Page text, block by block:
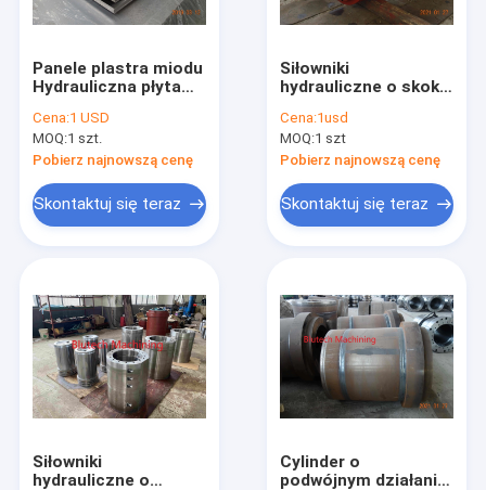
Panele plastra miodu
Hydrauliczna płyta
S355JR S275JR
Cena:1 USD
MOQ:1 szt.
Pobierz najnowszą cenę
Skontaktuj się teraz
Siłowniki
hydrauliczne o skoku
na zamówienie dla
BMC / GMT
Cena:1usd
MOQ:1 szt
Pobierz najnowszą cenę
Skontaktuj się teraz
Siłowniki
hydrauliczne o
Cylinder o
podwójnym działaniu